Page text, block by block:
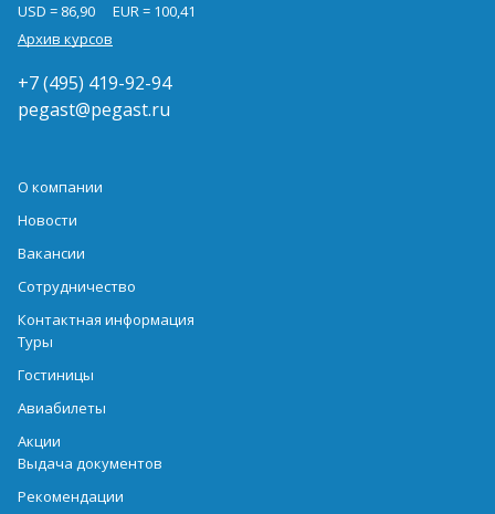
USD = 86,90
EUR = 100,41
Архив курсов
+7 (495) 419-92-94
pegast@pegast.ru
О компании
Новости
Вакансии
Сотрудничество
Контактная информация
Туры
Гостиницы
Авиабилеты
Акции
Выдача документов
Рекомендации